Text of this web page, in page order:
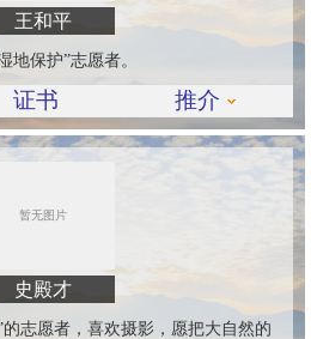
王和平
地保护”志愿者。
证书 推介
史殿才
志愿者，喜欢摄影，愿把大自然的